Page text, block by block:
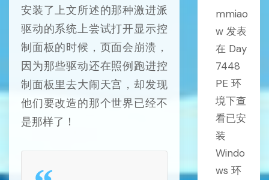
安装了上文所述的那种激进派
驱动的系统上尝试打开显示控
制面板的时候，页面会崩溃，
因为那些驱动还在照例跑进控
制面板里去大闹天宫，却发现
他们要改造的那个世界已经不
是那样了！
mmiao
w发表
在 Day
7448
PE 环
境下查
看已安
装
Windo
ws 环